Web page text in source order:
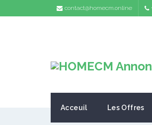
contact@homecm.online
Acceuil Les Offres